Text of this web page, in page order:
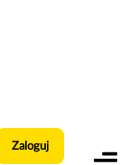
Zaloguj